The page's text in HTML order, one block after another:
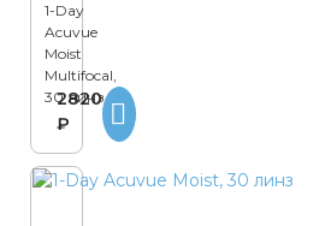
1-Day
Acuvue
Moist
Multifocal,
30 линз
2820
₽